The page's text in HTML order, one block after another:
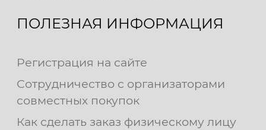
ПОЛЕЗНАЯ ИНФОРМАЦИЯ
Регистрация на сайте
Сотрудничество с организаторами
совместных покупок
Как сделать заказ физическому лицу